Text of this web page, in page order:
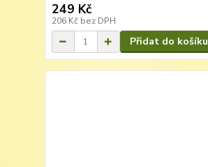
249 Kč
206 Kč bez DPH
Přidat do košíku